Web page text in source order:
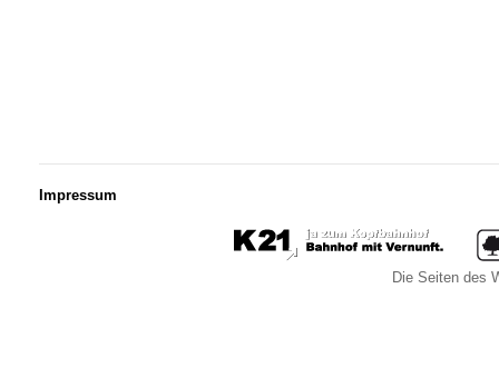
Impressum
Die Seiten des